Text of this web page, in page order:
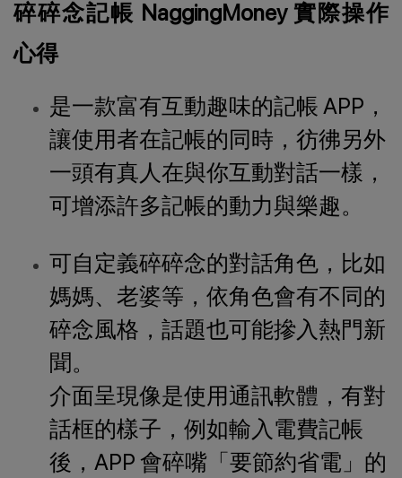
碎碎念記帳 NaggingMoney 實際操作
心得
是一款富有互動趣味的記帳 APP，
讓使用者在記帳的同時，彷彿另外
一頭有真人在與你互動對話一樣，
可增添許多記帳的動力與樂趣。
可自定義碎碎念的對話角色，比如
媽媽、老婆等，依角色會有不同的
碎念風格，話題也可能摻入熱門新
聞。
介面呈現像是使用通訊軟體，有對
話框的樣子，例如輸入電費記帳
後，APP 會碎嘴「要節約省電」的